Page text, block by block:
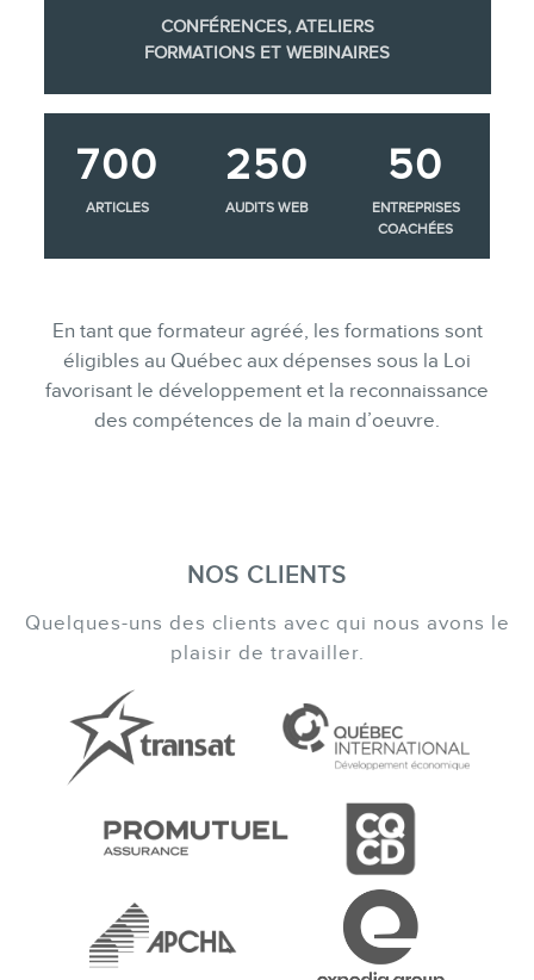
CONFÉRENCES, ATELIERS
FORMATIONS ET WEBINAIRES
700
ARTICLES
250
AUDITS WEB
50
ENTREPRISES
COACHÉES
En tant que formateur agréé, les formations sont
éligibles au Québec aux dépenses sous la Loi
favorisant le développement et la reconnaissance
des compétences de la main d’oeuvre.
NOS CLIENTS
Quelques-uns des clients avec qui nous avons le
plaisir de travailler.